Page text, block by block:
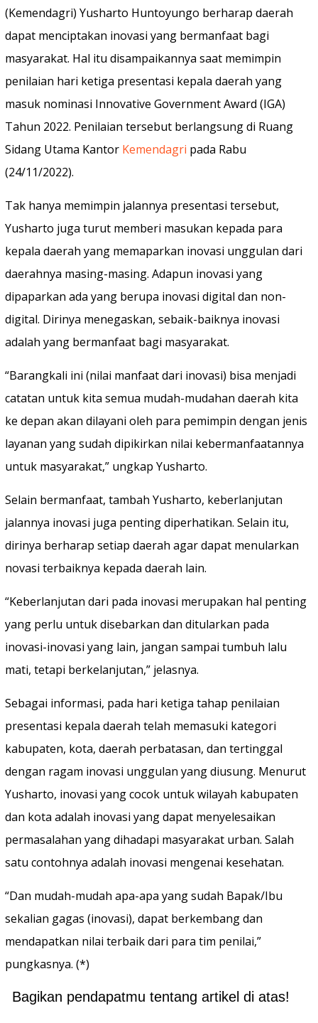
(Kemendagri) Yusharto Huntoyungo berharap daerah
dapat menciptakan inovasi yang bermanfaat bagi
masyarakat. Hal itu disampaikannya saat memimpin
penilaian hari ketiga presentasi kepala daerah yang
masuk nominasi Innovative Government Award (IGA)
Tahun 2022. Penilaian tersebut berlangsung di Ruang
Sidang Utama Kantor Kemendagri pada Rabu
(24/11/2022).
Tak hanya memimpin jalannya presentasi tersebut,
Yusharto juga turut memberi masukan kepada para
kepala daerah yang memaparkan inovasi unggulan dari
daerahnya masing-masing. Adapun inovasi yang
dipaparkan ada yang berupa inovasi digital dan non-
digital. Dirinya menegaskan, sebaik-baiknya inovasi
adalah yang bermanfaat bagi masyarakat.
“Barangkali ini (nilai manfaat dari inovasi) bisa menjadi
catatan untuk kita semua mudah-mudahan daerah kita
ke depan akan dilayani oleh para pemimpin dengan jenis
layanan yang sudah dipikirkan nilai kebermanfaatannya
untuk masyarakat,” ungkap Yusharto.
Selain bermanfaat, tambah Yusharto, keberlanjutan
jalannya inovasi juga penting diperhatikan. Selain itu,
dirinya berharap setiap daerah agar dapat menularkan
novasi terbaiknya kepada daerah lain.
“Keberlanjutan dari pada inovasi merupakan hal penting
yang perlu untuk disebarkan dan ditularkan pada
inovasi-inovasi yang lain, jangan sampai tumbuh lalu
mati, tetapi berkelanjutan,” jelasnya.
Sebagai informasi, pada hari ketiga tahap penilaian
presentasi kepala daerah telah memasuki kategori
kabupaten, kota, daerah perbatasan, dan tertinggal
dengan ragam inovasi unggulan yang diusung. Menurut
Yusharto, inovasi yang cocok untuk wilayah kabupaten
dan kota adalah inovasi yang dapat menyelesaikan
permasalahan yang dihadapi masyarakat urban. Salah
satu contohnya adalah inovasi mengenai kesehatan.
“Dan mudah-mudah apa-apa yang sudah Bapak/Ibu
sekalian gagas (inovasi), dapat berkembang dan
mendapatkan nilai terbaik dari para tim penilai,”
pungkasnya. (*)
Bagikan pendapatmu tentang artikel di atas!